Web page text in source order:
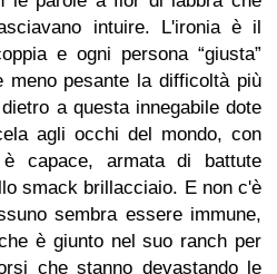
intuire. L'ironia è il
e ogni persona “giusta”
meno pesante la difficoltà più
a questa innegabile dote
agli occhi del mondo, con
capace, armata di battute
smack brillacciaio. E non c'è
sembra essere immune,
è giunto nel suo ranch per
che stanno devastando le